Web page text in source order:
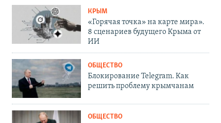
КРЫМ
«Горячая точка» на карте мира».
8 сценариев будущего Крыма от
ИИ
ОБЩЕСТВО
Блокирование Telegram. Как
решить проблему крымчанам
ОБЩЕСТВО